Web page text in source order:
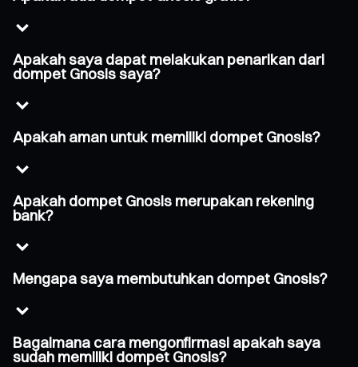
Apakah saya dapat melakukan penarikan dari
dompet Gnosis saya?
Apakah aman untuk memiliki dompet Gnosis?
Apakah dompet Gnosis merupakan rekening
bank?
Mengapa saya membutuhkan dompet Gnosis?
Bagaimana cara mengonfirmasi apakah saya
sudah memiliki dompet Gnosis?